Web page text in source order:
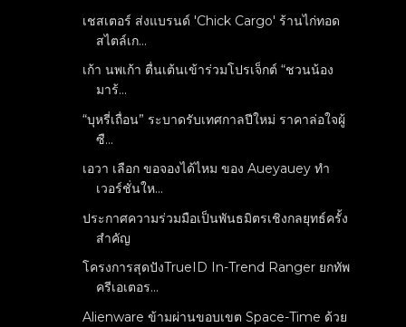
เชสเตอร์ ส่งแบรนด์ 'Chick Cargo' ร้านไก่ทอด
สไตล์เก...
เก้า นพเก้า ตื่นเต้นเข้าร่วมโปรเจ็กต์ “ชวนน้อง
มาร้...
“บุหรี่เถื่อน” ระบาดรับเทศกาลปีใหม่ ราคาล่อใจผู้
ซื...
เอวา เลือก ขอจองได้ไหม ของ Aueyauey ทำ
เวอร์ชั่นให...
ประกาศความร่วมมือเป็นพันธมิตรเชิงกลยุทธ์ครั้ง
สำคัญ
โครงการสุดปังTrueID In-Trend Ranger ยกทัพ
ครีเอเตอร...
Alienware ข้ามผ่านขอบเขต Space-Time ด้วย